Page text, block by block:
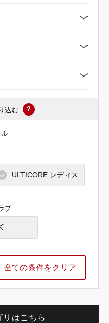
込む ?
ULTICORE レディス
ブ
全ての条件をクリア
リはこちら